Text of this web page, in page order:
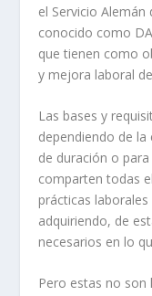
el Servicio
conocido como
que tienen como
y mejora laboral
Las bases y
dependiendo de
de duración o
comparten todas
prácticas
adquiriendo, de
necesarios en lo
Pero estas no son